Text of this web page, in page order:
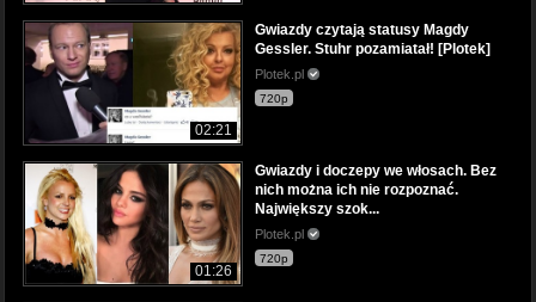
02:21
Gwiazdy czytają statusy Magdy
Gessler. Stuhr pozamiatał! [Plotek]
Plotek.pl
720p
01:26
Gwiazdy i doczepy we włosach. Bez
nich można ich nie rozpoznać.
Największy szok...
Plotek.pl
720p